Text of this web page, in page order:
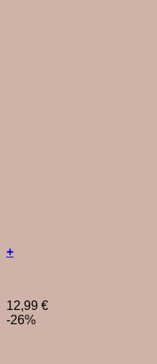
+
12,99 €
-26%